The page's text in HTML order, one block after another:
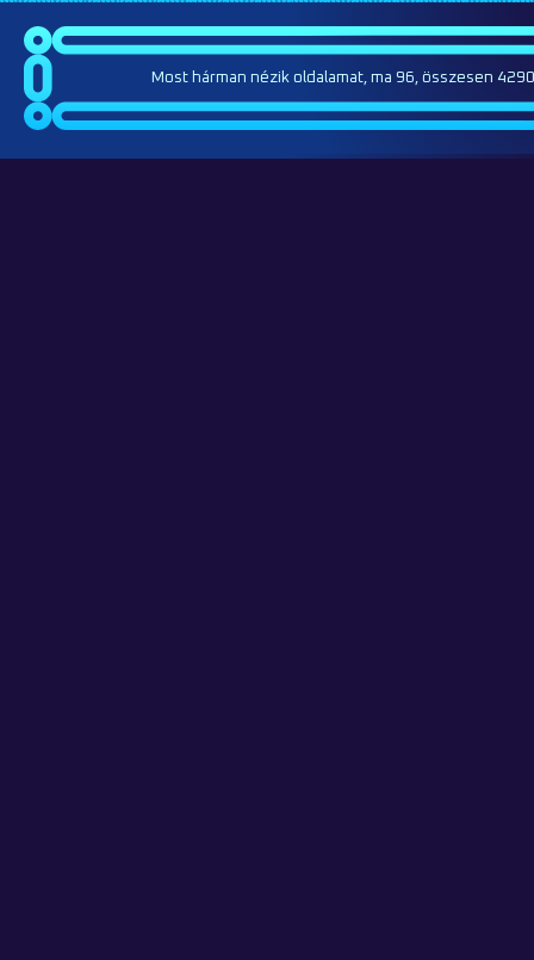
Most hárman nézik oldalamat, ma 96, összesen